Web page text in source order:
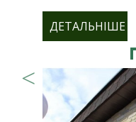
ДЕТАЛЬНІШЕ